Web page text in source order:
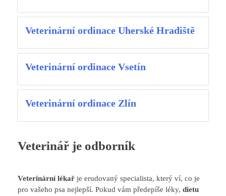
Veterinární ordinace Uherské Hradiště
Veterinární ordinace Vsetín
Veterinární ordinace Zlín
Veterinář je odborník
Veterinární lékař je erudovaný specialista, který ví, co je
pro vašeho psa nejlepší. Pokud vám předepíše léky, dietu